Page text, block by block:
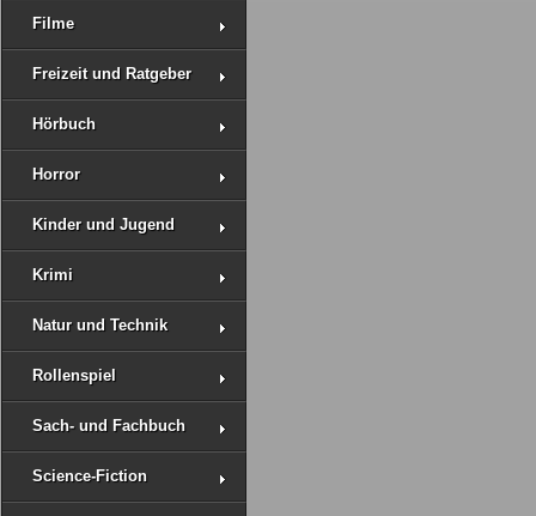
Filme
Freizeit und Ratgeber
Hörbuch
Horror
Kinder und Jugend
Krimi
Natur und Technik
Rollenspiel
Sach- und Fachbuch
Science-Fiction